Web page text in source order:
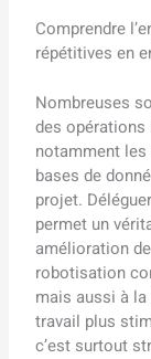
Comprendre
répétitives en
Nombreuses
des opérations
notamment
bases de
projet.
permet un
amélioration
robotisation
mais aussi à
travail plus
c’est surtout